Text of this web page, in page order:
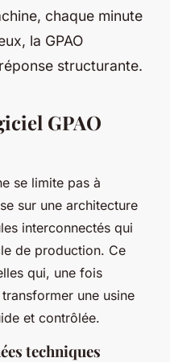
chaque minute
la GPAO
structurante.
GPAO
se limite pas à
sur une architecture
interconnectés qui
de production. Ce
qui, une fois
une usine
et contrôlée.
techniques